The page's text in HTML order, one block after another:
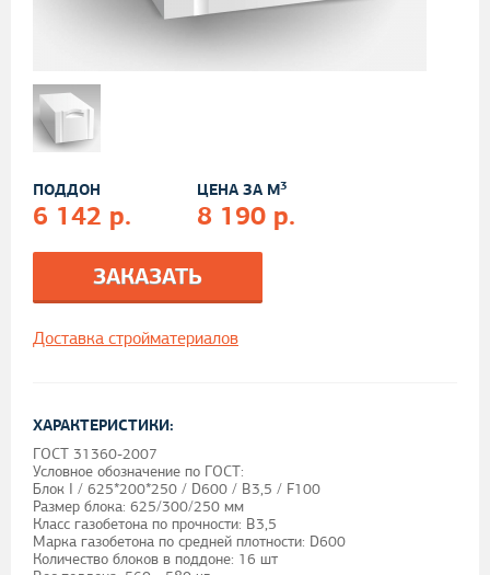
ПОДДОН
6 142 р.
ЦЕНА ЗА М3
8 190 р.
ЗАКАЗАТЬ
Доставка стройматериалов
ХАРАКТЕРИСТИКИ:
ГОСТ 31360-2007
Условное обозначение по ГОСТ:
Блок I / 625*200*250 / D600 / В3,5 / F100
Размер блока: 625/300/250 мм
Класс газобетона по прочности: B3,5
Марка газобетона по средней плотности: D600
Количество блоков в поддоне: 16 шт